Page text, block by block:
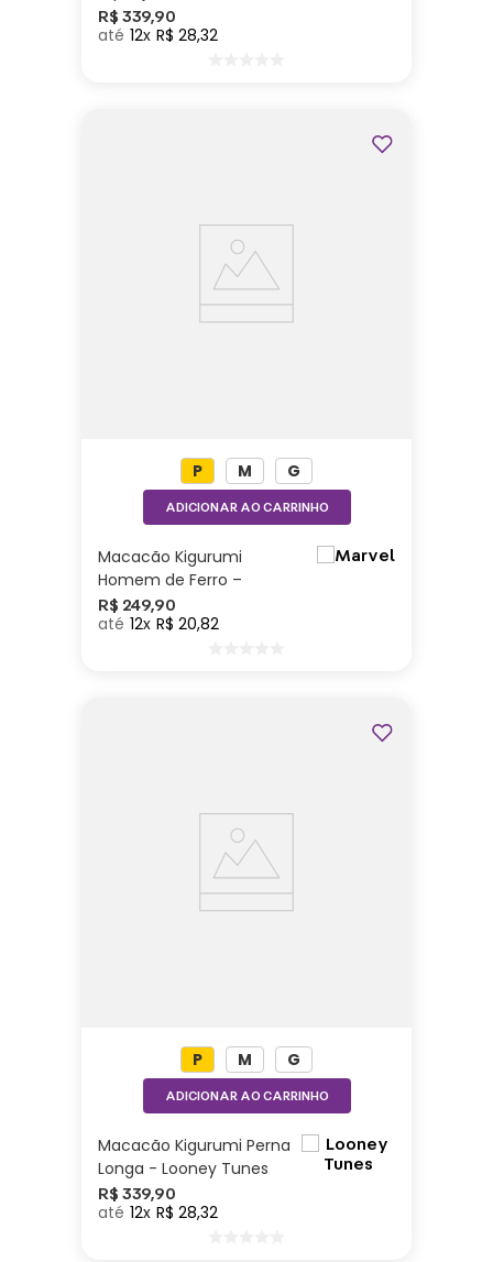
R$ 339,90
12 R$ 28,32
Macacão Kigurumi
Homem de Ferro –
Marvel
R$ 249,90
12 R$ 20,82
P M G
ADICIONAR AO CARRINHO
Macacão Kigurumi Perna
Longa - Looney Tunes
R$ 339,90
12 R$ 28,32
P M G
ADICIONAR AO CARRINHO